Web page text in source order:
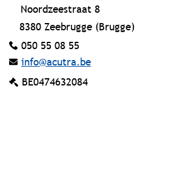
Noordzeestraat 8
8380 Zeebrugge (Brugge)
050 55 08 55
info@acutra.be
BE0474632084